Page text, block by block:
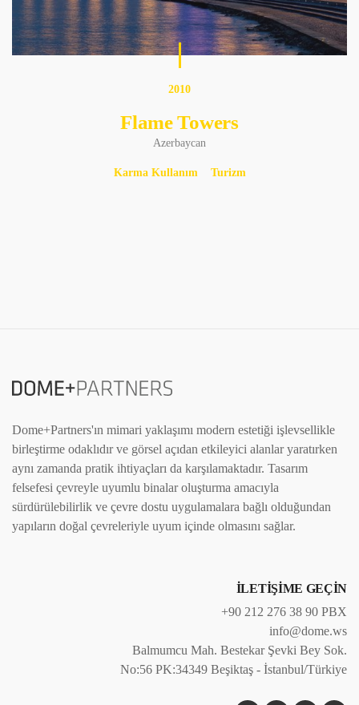
2010
Flame Towers
Azerbaycan
Karma Kullanım Turizm
Dome+Partners'ın mimari yaklaşımı modern estetiği işlevsellikle
birleştirme odaklıdır ve görsel açıdan etkileyici alanlar yaratırken
aynı zamanda pratik ihtiyaçları da karşılamaktadır. Tasarım
felsefesi çevreyle uyumlu binalar oluşturma amacıyla
sürdürülebilirlik ve çevre dostu uygulamalara bağlı olduğundan
yapıların doğal çevreleriyle uyum içinde olmasını sağlar.
İLETİŞİME GEÇİN
+90 212 276 38 90 PBX
info@dome.ws
Balmumcu Mah. Bestekar Şevki Bey Sok.
No:56 PK:34349 Beşiktaş - İstanbul/Türkiye